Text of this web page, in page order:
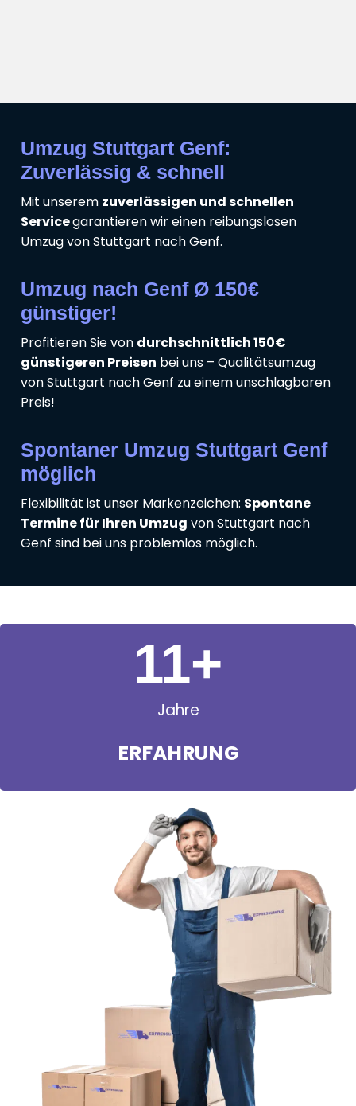
Umzug Stuttgart Genf:
Zuverlässig & schnell
Mit unserem zuverlässigen und schnellen
Servicegarantieren wir einen reibungslosen
Umzug von Stuttgart nach Genf.
Umzug nach Genf Ø 150€
günstiger!
Profitieren Sie von durchschnittlich 150€
günstigeren Preisen bei uns – Qualitätsumzug
von Stuttgart nach Genf zu einem unschlagbaren
Preis!
Spontaner Umzug Stuttgart Genf
möglich
Flexibilität ist unser Markenzeichen: Spontane
Termine für Ihren Umzug von Stuttgart nach
Genf sind bei uns problemlos möglich.
Jahre
ERFAHRUNG
11+